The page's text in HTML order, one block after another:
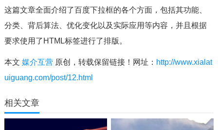
这篇文章全面介绍了百度下拉框的各个方面，包括其功能、
分类、背后算法、优化变化以及实际应用等内容，并且根据
要求使用了HTML标签进行了排版。
本文 媒介互营原创，转载保留链接！网址： http://www.xialat
uiguang.com/post/12.html
相关文章